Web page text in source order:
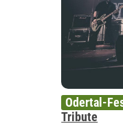
Odertal-
Tribute